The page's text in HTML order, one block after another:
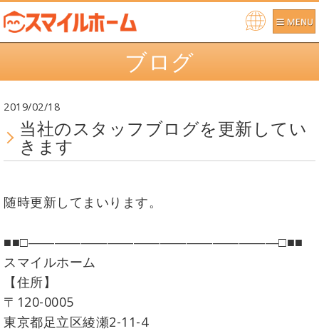
Po
re
y
ブログ
2019/02/18
当社のスタッフブログを更新してい
きます
随時更新してまいります。
■■□―――――――――――――――――――□■■
スマイルホーム
【住所】
〒120-0005
東京都足立区綾瀬2-11-4